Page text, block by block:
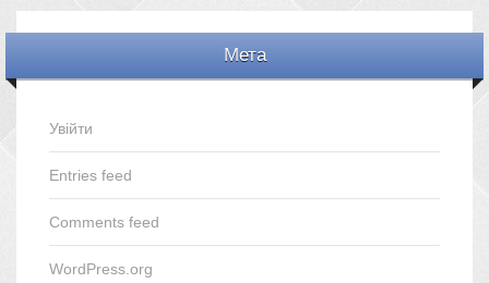
Мета
Увійти
Entries feed
Comments feed
WordPress.org